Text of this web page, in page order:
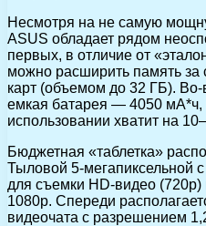
Несмотря на не самую
ASUS обладает рядом
первых, в отличие от
можно расширить память за
карт (объемом до 32 ГБ). Во-
емкая батарея — 4050 мА*ч,
использовании хватит на
Бюджетная «таблетка»
Тыловой 5-мегапиксельной
для съемки HD-видео
1080р. Спереди
видеочата с разрешением